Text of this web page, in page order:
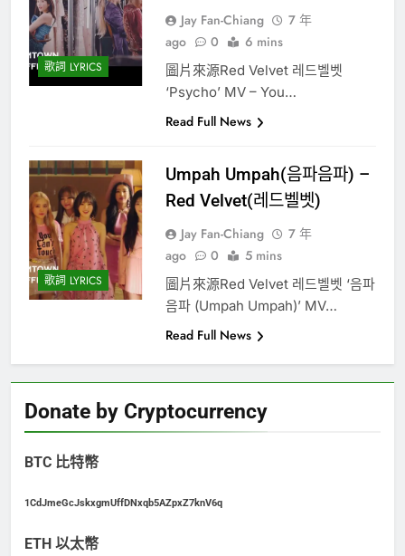
歌詞 LYRICS
Jay Fan-Chiang
7 年
ago
0 6 mins
圖片來源Red Velvet 레드벨벳
‘Psycho’ MV – You…
Read Full News
歌詞 LYRICS
Umpah Umpah(음파음파) –
Red Velvet(레드벨벳)
Jay Fan-Chiang
7 年
ago
0 5 mins
圖片來源Red Velvet 레드벨벳 ‘음파
음파 (Umpah Umpah)’ MV…
Read Full News
Donate by Cryptocurrency
BTC 比特幣
1CdJmeGcJskxgmUffDNxqb5AZpxZ7knV6q
ETH 以太幣